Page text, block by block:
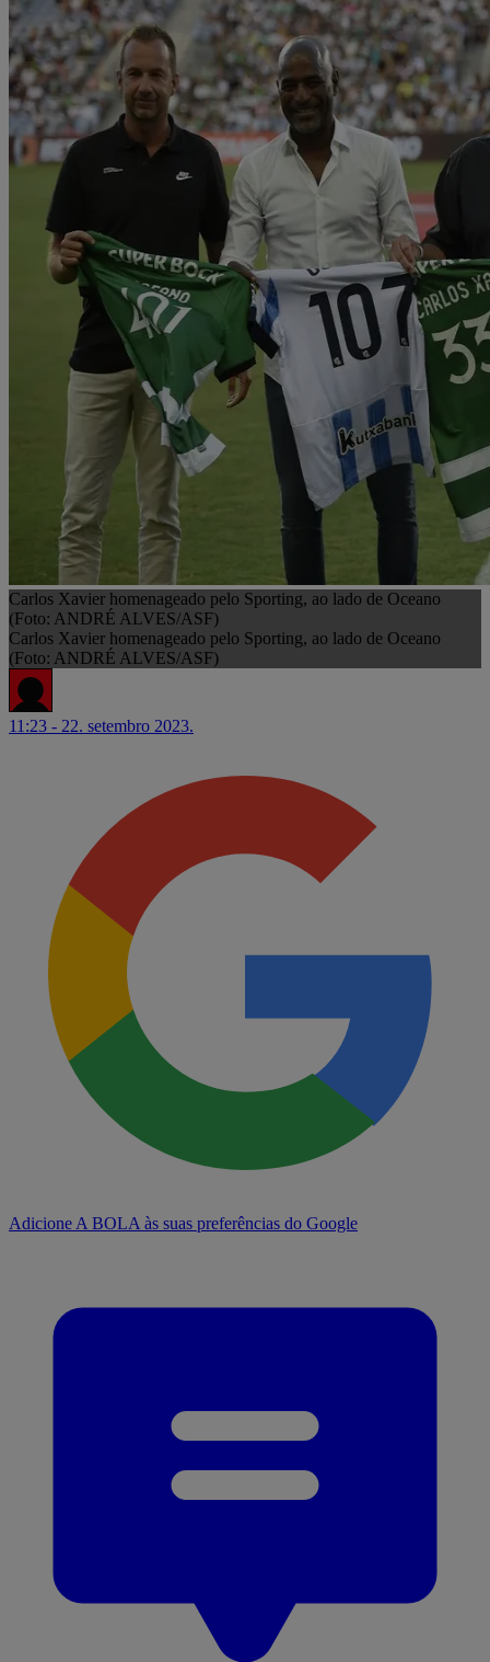
Carlos Xavier homenageado pelo Sporting, ao lado de Oceano
(Foto: ANDRÉ ALVES/ASF)
Carlos Xavier homenageado pelo Sporting, ao lado de Oceano
(Foto: ANDRÉ ALVES/ASF)
11:23 - 22. setembro 2023.
Adicione A BOLA às suas preferências do Google